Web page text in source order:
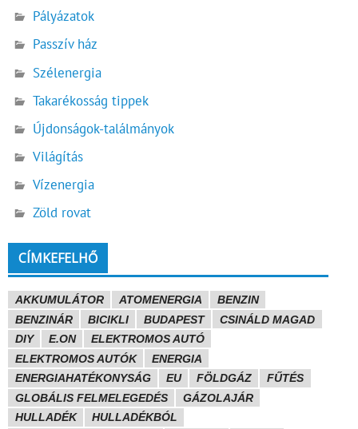
Pályázatok
Passzív ház
Szélenergia
Takarékosság tippek
Újdonságok-találmányok
Világítás
Vízenergia
Zöld rovat
CÍMKEFELHŐ
AKKUMULÁTOR ATOMENERGIA
BENZIN
BENZINÁR
BICIKLI BUDAPEST
CSINÁLD MAGAD
DIY
E.ON
ELEKTROMOS AUTÓ
ELEKTROMOS AUTÓK
ENERGIA
ENERGIAHATÉKONYSÁG
EU FÖLDGÁZ
FŰTÉS
GLOBÁLIS FELMELEGEDÉS
GÁZOLAJÁR
HULLADÉK
HULLADÉKBÓL